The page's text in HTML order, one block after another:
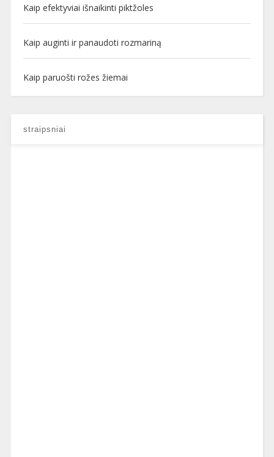
Kaip efektyviai išnaikinti piktžoles
Kaip auginti ir panaudoti rozmariną
Kaip paruošti rožes žiemai
straipsniai